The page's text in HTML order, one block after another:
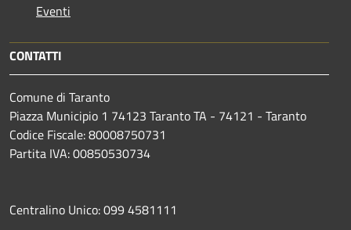
Eventi
CONTATTI
Comune di Taranto
Piazza Municipio 1 74123 Taranto TA - 74121 - Taranto
Codice Fiscale: 80008750731
Partita IVA: 00850530734
Centralino Unico: 099 4581111